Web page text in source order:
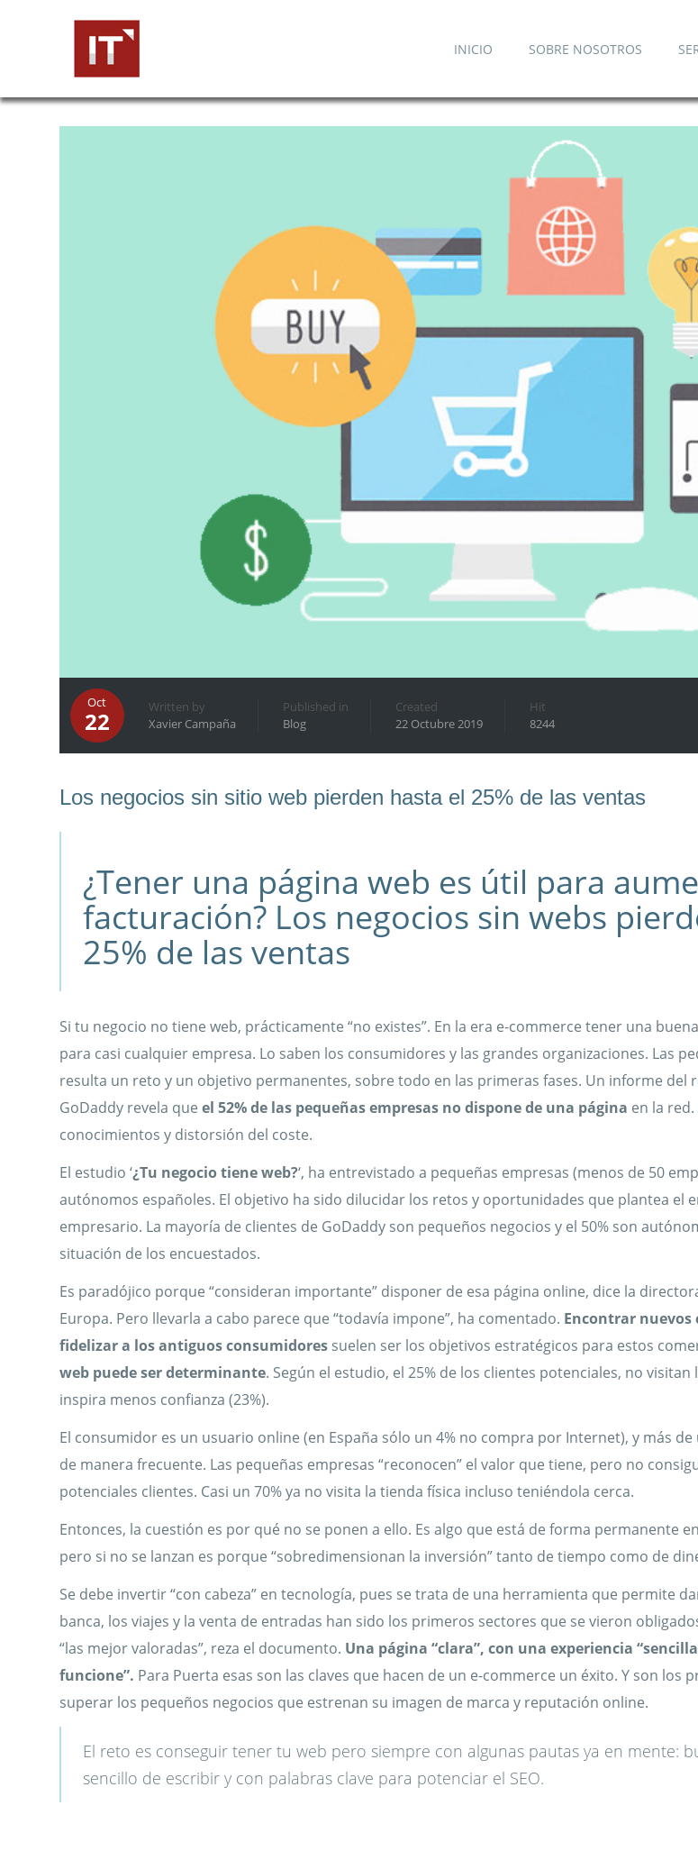
INICIO SOBRE NOSOTROS
Oct
22
Written by
Xavier Campaña
Published in
Blog
Created
22 Octubre 2019
Hit
8244
Los negocios sin sitio web pierden hasta el 25% de las ventas
¿Tener una página web es útil para
facturación? Los negocios sin webs
25% de las ventas
Si tu negocio no tiene web, prácticamente “no existes”. En la era e-commerce tener una
para casi cualquier empresa. Lo saben los consumidores y las grandes organizaciones. Las
resulta un reto y un objetivo permanentes, sobre todo en las primeras fases. Un informe del
GoDaddy revela que el 52% de las pequeñas empresas no dispone de una página en la red.
conocimientos y distorsión del coste.
El estudio ‘¿Tu negocio tiene web?‘, ha entrevistado a pequeñas empresas (menos de 50
autónomos españoles. El objetivo ha sido dilucidar los retos y oportunidades que plantea el
empresario. La mayoría de clientes de GoDaddy son pequeños negocios y el 50% son
situación de los encuestados.
Es paradójico porque “consideran importante” disponer de esa página online, dice la
Europa. Pero llevarla a cabo parece que “todavía impone”, ha comentado. Encontrar
fidelizar a los antiguos consumidoressuelen ser los objetivos estratégicos para estos
web puede ser determinante. Según el estudio, el 25% de los clientes potenciales, no visitan
inspira menos confianza (23%).
El consumidor es un usuario online (en España sólo un 4% no compra por Internet), y más
de manera frecuente. Las pequeñas empresas “reconocen” el valor que tiene, pero no
potenciales clientes. Casi un 70% ya no visita la tienda física incluso teniéndola cerca.
Entonces, la cuestión es por qué no se ponen a ello. Es algo que está de forma permanente
pero si no se lanzan es porque “sobredimensionan la inversión” tanto de tiempo como de
Se debe invertir “con cabeza” en tecnología, pues se trata de una herramienta que permite
banca, los viajes y la venta de entradas han sido los primeros sectores que se vieron
“las mejor valoradas”, reza el documento. Una página “clara”, con una experiencia
funcione”. Para Puerta esas son las claves que hacen de un e-commerce un éxito. Y son los
superar los pequeños negocios que estrenan su imagen de marca y reputación online.
El reto es conseguir tener tu web pero siempre con algunas pautas ya en mente:
sencillo de escribir y con palabras clave para potenciar el SEO.